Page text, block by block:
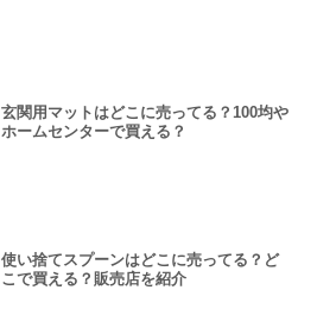
玄関用マットはどこに売ってる？100均や
ホームセンターで買える？
使い捨てスプーンはどこに売ってる？ど
こで買える？販売店を紹介